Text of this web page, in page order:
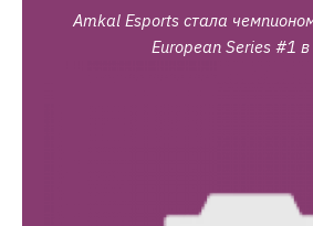
Amkal Esports стала
European Series #1 в